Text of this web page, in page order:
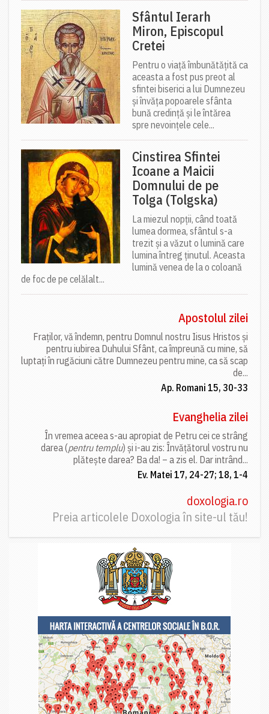
Sfântul Ierarh
Miron, Episcopul
Cretei
Pentru o viață îmbunătățită ca
aceasta a fost pus preot al
sfintei biserici a lui Dumnezeu
și învăța popoarele sfânta
bună credință și le întărea
spre nevoințele cele...
Cinstirea Sfintei
Icoane a Maicii
Domnului de pe
Tolga (Tolgska)
La miezul nopții, când toată
lumea dormea, sfântul s-a
trezit și a văzut o lumină care
lumina întreg ținutul. Aceasta
lumină venea de la o coloană
de foc de pe celălalt...
Apostolul zilei
Fraților, vă îndemn, pentru Domnul nostru Iisus Hristos și
pentru iubirea Duhului Sfânt, ca împreună cu mine, să
luptați în rugăciuni către Dumnezeu pentru mine, ca să scap
de...
Ap. Romani 15, 30-33
Evanghelia zilei
În vremea aceea s-au apropiat de Petru cei ce strâng
darea (pentru templu) și i-au zis: Învățătorul vostru nu
plătește darea? Ba da! – a zis el. Dar intrând...
Ev. Matei 17, 24-27; 18, 1-4
doxologia.ro
Preia articolele Doxologia în site-ul tău!